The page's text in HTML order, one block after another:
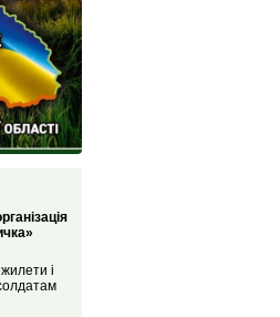
і